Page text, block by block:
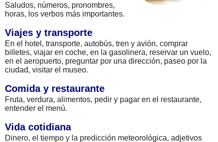
Saludos, números, pronombres,
horas, los verbos más importantes.
Viajes y transporte
En el hotel, transporte, autobús, tren y avión, comprar
billetes, viajar en coche, en la gasolinera, reservar un vuelo,
en el aeropuerto, preguntar por una dirección, paseo por la
ciudad, visitar el museo.
Comida y restaurante
Fruta, verdura, alimentos, pedir y pagar en el restaurante,
entender el menú.
Vida cotidiana
Dinero, el tiempo y la predicción meteorológica, adjetivos